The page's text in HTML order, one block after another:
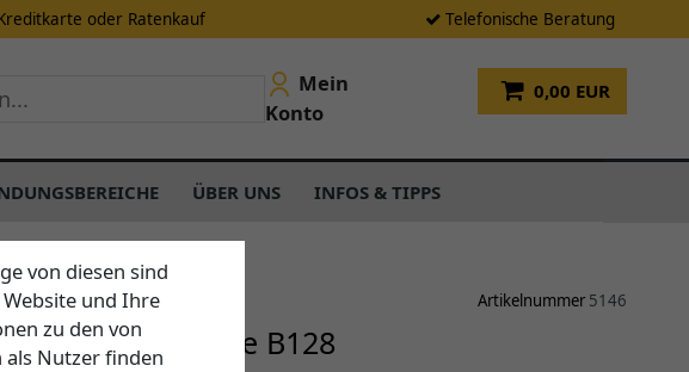
oder Ratenkauf Telefonische Beratung
0,00 EUR
Mein
Konto
ÜBER UNS INFOS & TIPPS
Brustor Artikelnummer 5146
Pergola Markise B128
von diesen sind
und Ihre
zu den von
als Nutzer finden